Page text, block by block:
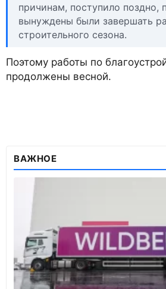
причинам, поступило поздно,
вынуждены были завершать
строительного сезона.
Поэтому работы по
продолжены весной.
ВАЖНОЕ